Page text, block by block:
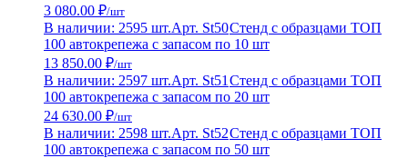
3 080.00 ₽/шт
В наличии: 2595 шт.Арт. St50Стенд с образцами ТОП
100 автокрепежа с запасом по 10 шт
13 850.00 ₽/шт
В наличии: 2597 шт.Арт. St51 Стенд с образцами ТОП
100 автокрепежа с запасом по 20 шт
24 630.00 ₽/шт
В наличии: 2598 шт.Арт. St52Стенд с образцами ТОП
100 автокрепежа с запасом по 50 шт